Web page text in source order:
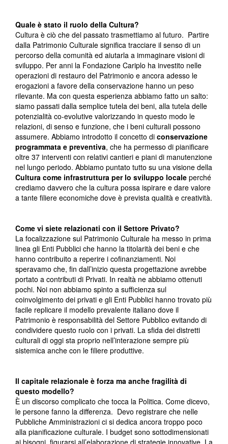
Quale è stato il ruolo della Cultura?
Cultura è ciò che del passato trasmettiamo al futuro. Partire
dalla Patrimonio Culturale significa tracciare il senso di un
percorso della comunità ed aiutarla a immaginare visioni di
sviluppo. Per anni la Fondazione Cariplo ha investito nelle
operazioni di restauro del Patrimonio e ancora adesso le
erogazioni a favore della conservazione hanno un peso
rilevante. Ma con questa esperienza abbiamo fatto un salto:
siamo passati dalla semplice tutela dei beni, alla tutela delle
potenzialità co-evolutive valorizzando in questo modo le
relazioni, di senso e funzione, che i beni culturali possono
assumere. Abbiamo introdotto il concetto di conservazione
programmata e preventiva, che ha permesso di pianificare
oltre 37 interventi con relativi cantieri e piani di manutenzione
nel lungo periodo. Abbiamo puntato tutto su una visione della
Cultura come infrastruttura per lo sviluppo locale perché
crediamo davvero che la cultura possa ispirare e dare valore
a tante filiere economiche dove è prevista qualità e creatività.
Come vi siete relazionati con il Settore Privato?
La focalizzazione sul Patrimonio Culturale ha messo in prima
linea gli Enti Pubblici che hanno la titolarità dei beni e che
hanno contribuito a reperire i cofinanziamenti. Noi
speravamo che, fin dall’inizio questa progettazione avrebbe
portato a contributi di Privati. In realtà ne abbiamo ottenuti
pochi. Noi non abbiamo spinto a sufficienza sul
coinvolgimento dei privati e gli Enti Pubblici hanno trovato più
facile replicare il modello prevalente italiano dove il
Patrimonio è responsabilità del Settore Pubblico evitando di
condividere questo ruolo con i privati. La sfida dei distretti
culturali di oggi sta proprio nell’interazione sempre più
sistemica anche con le filiere produttive.
Il capitale relazionale è forza ma anche fragilità di
questo modello?
È un discorso complicato che tocca la Politica. Come dicevo,
le persone fanno la differenza. Devo registrare che nelle
Pubbliche Amministrazioni ci si dedica ancora troppo poco
alla pianificazione culturale. I budget sono sottodimensionati